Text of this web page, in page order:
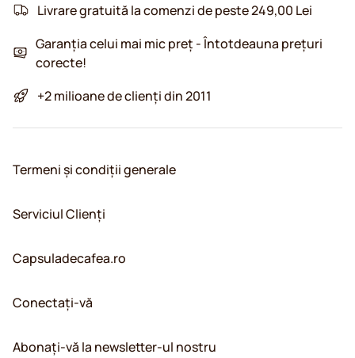
Livrare gratuită la comenzi de peste 249,00 Lei
Garanția celui mai mic preț - Întotdeauna prețuri
corecte!
+2 milioane de clienți din 2011
Termeni și condiții generale
Serviciul Clienți
Capsuladecafea.ro
Conectați-vă
Abonați-vă la newsletter-ul nostru